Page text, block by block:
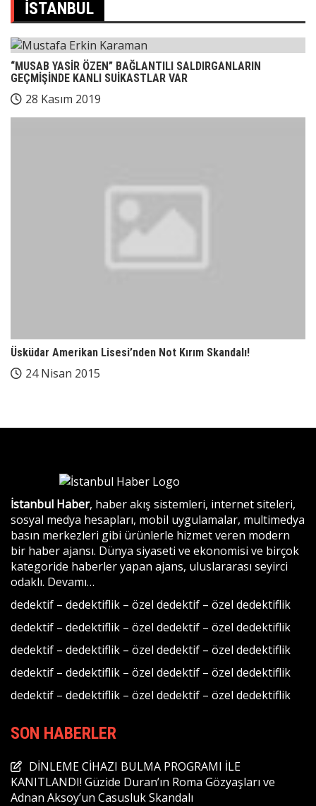
İSTANBUL
“MUSAB YASİR ÖZEN” BAĞLANTILI SALDIRGANLARIN
GEÇMİŞİNDE KANLI SUİKASTLAR VAR
28 Kasım 2019
Üsküdar Amerikan Lisesi’nden Not Kırım Skandalı!
24 Nisan 2015
İstanbul Haber, haber akış sistemleri, internet siteleri,
sosyal medya hesapları, mobil uygulamalar, multimedya
basın merkezleri gibi ürünlerle hizmet veren modern
bir haber ajansı. Dünya siyaseti ve ekonomisi ve birçok
kategoride haberler yapan ajans, uluslararası seyirci
odaklı. Devamı…
dedektif – dedektiflik – özel dedektif – özel dedektiflik
dedektif – dedektiflik – özel dedektif – özel dedektiflik
dedektif – dedektiflik – özel dedektif – özel dedektiflik
dedektif – dedektiflik – özel dedektif – özel dedektiflik
dedektif – dedektiflik – özel dedektif – özel dedektiflik
SON HABERLER
DİNLEME CİHAZI BULMA PROGRAMI İLE
KANITLANDI! Güzide Duran’ın Roma Gözyaşları ve
Adnan Aksoy’un Casusluk Skandalı